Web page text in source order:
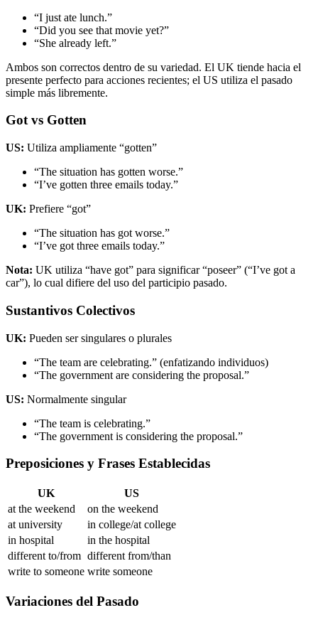
“I just ate lunch.”
“Did you see that movie yet?”
“She already left.”
Ambos son correctos dentro de su variedad. El UK tiende hacia el
presente perfecto para acciones recientes; el US utiliza el pasado
simple más libremente.
Got vs Gotten
US: Utiliza ampliamente “gotten”
“The situation has gotten worse.”
“I’ve gotten three emails today.”
UK: Prefiere “got”
“The situation has got worse.”
“I’ve got three emails today.”
Nota: UK utiliza “have got” para significar “poseer” (“I’ve got a
car”), lo cual difiere del uso del participio pasado.
Sustantivos Colectivos
UK: Pueden ser singulares o plurales
“The team are celebrating.” (enfatizando individuos)
“The government are considering the proposal.”
US: Normalmente singular
“The team is celebrating.”
“The government is considering the proposal.”
Preposiciones y Frases Establecidas
UK
US
at the weekend
on the weekend
at university
in college/at college
in hospital
in the hospital
different to/from different from/than
write to someone write someone
Variaciones del Pasado